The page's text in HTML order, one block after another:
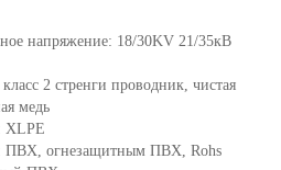
напряжение: 18/30KV 21/35кВ
2 стренги проводник, чистая
медь
XLPE
ПВХ, огнезащитным ПВХ, Rohs